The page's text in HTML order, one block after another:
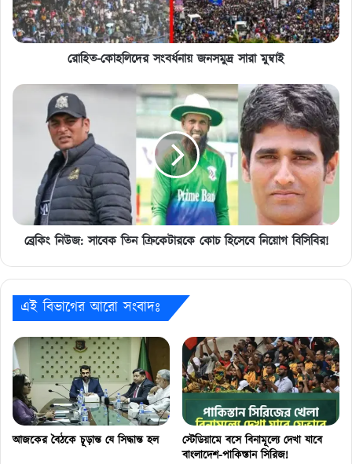
রোহিত-কোহলিদের সংবর্ধনায় জনসমুদ্র সারা মুম্বাই
ব্রেকিং
ক্রিকেটারকে
হিসেবে
নিয়োগ
বিসিবির!
ব্রেকিং নিউজ: সাবেক তিন ক্রিকেটারকে কোচ হিসেবে নিয়োগ বিসিবির!
এই বিভাগের আরো সংবাদঃ
আজকের বৈঠকে চূড়ান্ত যে সিদ্ধান্ত হল
স্টেডিয়ামে বসে বিনামূল্যে দেখা যাবে
বাংলাদেশ-পাকিস্তান সিরিজ!